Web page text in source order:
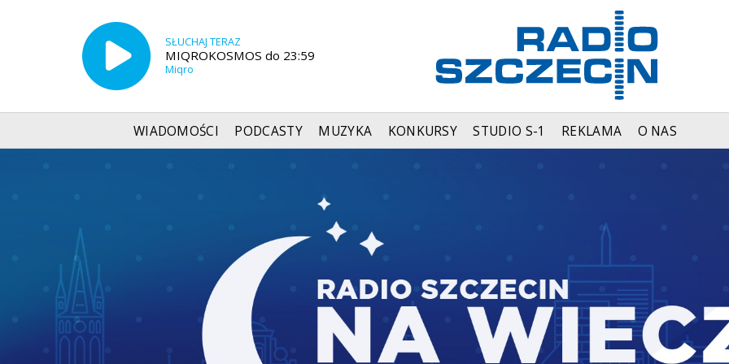
SŁUCHAJ TERAZ
MIQROKOSMOS do 23:59
Miqro
WIADOMOŚCI PODCASTY MUZYKA KONKURSY STUDIO S-1 REKLAMA O NAS